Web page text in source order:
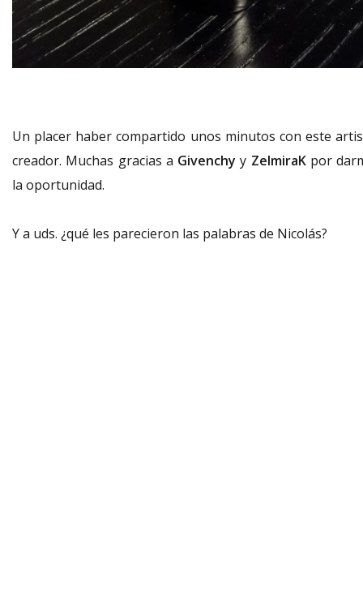
Un placer haber compartido unos minutos con este
creador. Muchas gracias a Givenchy y ZelmiraKpor
la oportunidad.
Y a uds. ¿qué les parecieron las palabras de Nicolás?